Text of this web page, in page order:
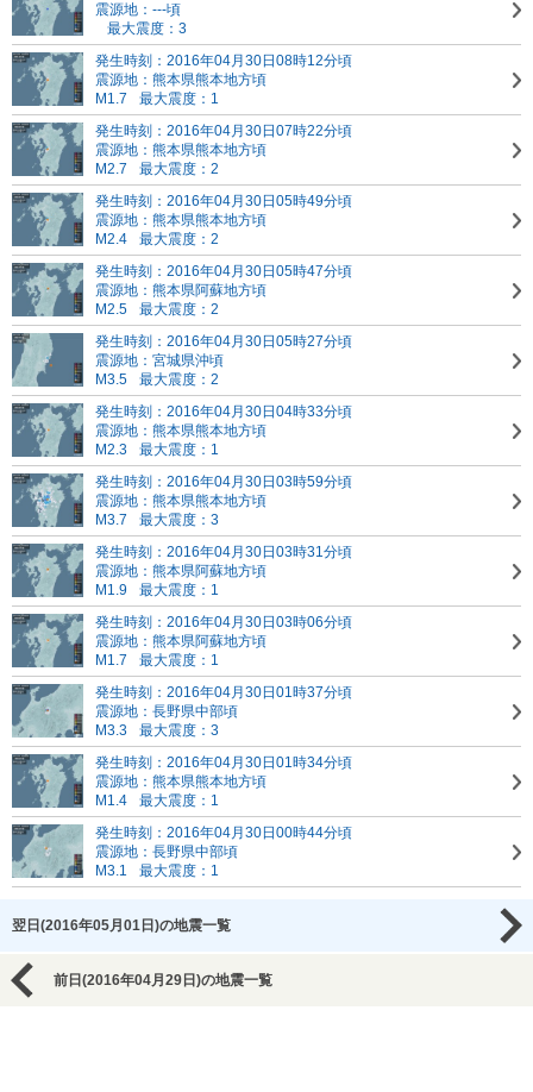
震源地：---頃
最大震度：3
発生時刻：2016年04月30日08時12分頃
震源地：熊本県熊本地方頃
M1.7
最大震度：1
発生時刻：2016年04月30日07時22分頃
震源地：熊本県熊本地方頃
M2.7
最大震度：2
発生時刻：2016年04月30日05時49分頃
震源地：熊本県熊本地方頃
M2.4
最大震度：2
発生時刻：2016年04月30日05時47分頃
震源地：熊本県阿蘇地方頃
M2.5
最大震度：2
発生時刻：2016年04月30日05時27分頃
震源地：宮城県沖頃
M3.5
最大震度：2
発生時刻：2016年04月30日04時33分頃
震源地：熊本県熊本地方頃
M2.3
最大震度：1
発生時刻：2016年04月30日03時59分頃
震源地：熊本県熊本地方頃
M3.7
最大震度：3
発生時刻：2016年04月30日03時31分頃
震源地：熊本県阿蘇地方頃
M1.9
最大震度：1
発生時刻：2016年04月30日03時06分頃
震源地：熊本県阿蘇地方頃
M1.7
最大震度：1
発生時刻：2016年04月30日01時37分頃
震源地：長野県中部頃
M3.3
最大震度：3
発生時刻：2016年04月30日01時34分頃
震源地：熊本県熊本地方頃
M1.4
最大震度：1
発生時刻：2016年04月30日00時44分頃
震源地：長野県中部頃
M3.1
最大震度：1
翌日(2016年05月01日)の地震一覧
前日(2016年04月29日)の地震一覧